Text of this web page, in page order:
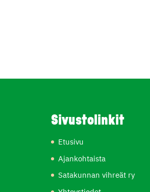
Sivustolinkit
Etusivu
Ajankohtaista
Satakunnan vihreät ry